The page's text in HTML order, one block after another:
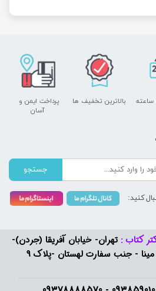
کتاب : تهران- خیابان آفریقا (جردن)-
بالاتر از تقاطع میرداماد- کوچه مینا - جنب سفارت لهستان -پلاک 9
پرداخت ایمن و ​​​​​​​
آسان
بالاترین تخفیف ها
جستجو
کنید: